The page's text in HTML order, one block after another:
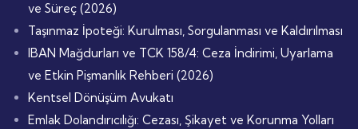
ve Süreç (2026)
Taşınmaz İpoteği: Kurulması, Sorgulanması ve Kaldırılması
IBAN Mağdurları ve TCK 158/4: Ceza İndirimi, Uyarlama
ve Etkin Pişmanlık Rehberi (2026)
Kentsel Dönüşüm Avukatı
Emlak Dolandırıcılığı: Cezası, Şikayet ve Korunma Yolları